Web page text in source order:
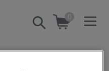
Pokaż/schowaj
wyszukiwarkę
0